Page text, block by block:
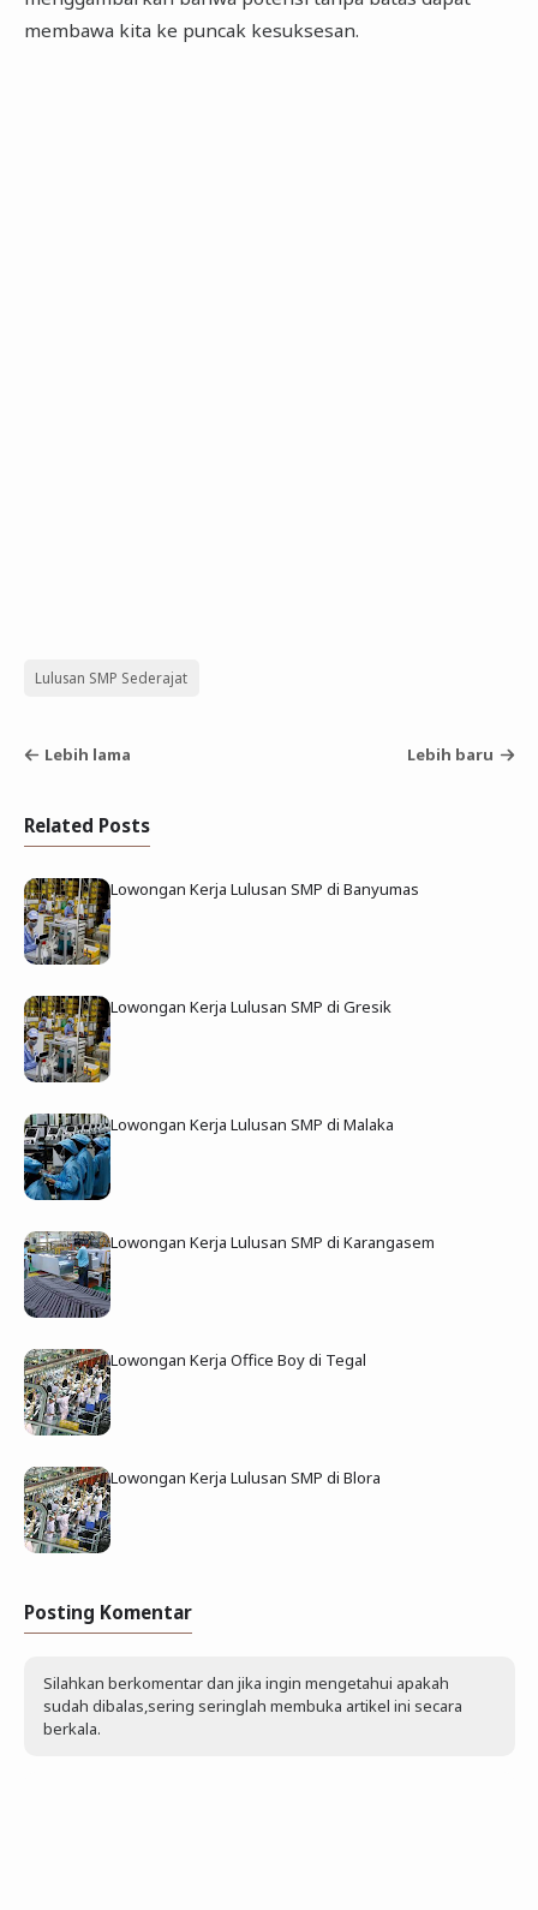
membawa kita ke puncak kesuksesan.
Lulusan SMP Sederajat
Lebih lama Lebih baru
Related Posts
Lowongan Kerja Lulusan SMP di Banyumas
Lowongan Kerja Lulusan SMP di Gresik
Lowongan Kerja Lulusan SMP di Malaka
Lowongan Kerja Lulusan SMP di Karangasem
Lowongan Kerja Office Boy di Tegal
Lowongan Kerja Lulusan SMP di Blora
Posting Komentar
Silahkan berkomentar dan jika ingin mengetahui apakah
sudah dibalas,sering seringlah membuka artikel ini secara
berkala.